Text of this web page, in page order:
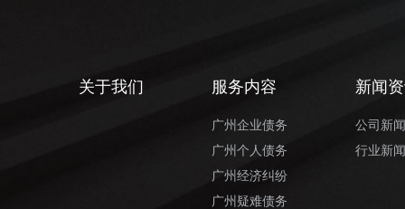
关于我们 服务内容
广州企业债务
广州个人债务
广州经济纠纷
广州疑难债务
新闻
公司新闻
行业新闻